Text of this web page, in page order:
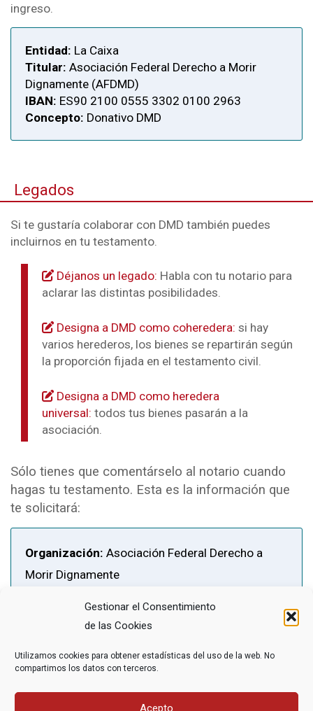
Gestionar el Consentimiento
de las Cookies
Utilizamos cookies para obtener estadísticas del uso de la web. No
compartimos los datos con terceros.
Acepto
ingreso.
Entidad: La Caixa
Titular: Asociación Federal Derecho a Morir
Dignamente (AFDMD)
IBAN: ES90 2100 0555 3302 0100 2963
Concepto: Donativo DMD
Legados
Si te gustaría colaborar con DMD también puedes
incluirnos en tu testamento.
Déjanos un legado: Habla con tu notario para
aclarar las distintas posibilidades.
Designa a DMD como coheredera: si hay
varios herederos, los bienes se repartirán según
la proporción fijada en el testamento civil.
Designa a DMD como heredera
universal: todos tus bienes pasarán a la
asociación.
Sólo tienes que comentárselo al notario cuando
hagas tu testamento. Esta es la información que
te solicitará:
Organización: Asociación Federal Derecho a
Morir Dignamente
Domicilio social:Plaza Puerta del Sol 6, 3º,